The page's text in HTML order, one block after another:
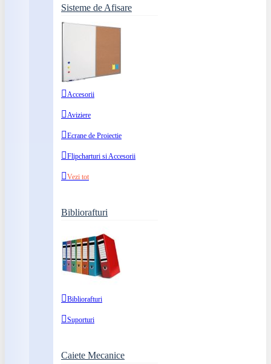
Sisteme de Afisare
Accesorii
Aviziere
Ecrane de Proiectie
Flipcharturi si Accesorii
Vezi tot
Bibliorafturi
Bibliorafturi
Suporturi
Caiete Mecanice